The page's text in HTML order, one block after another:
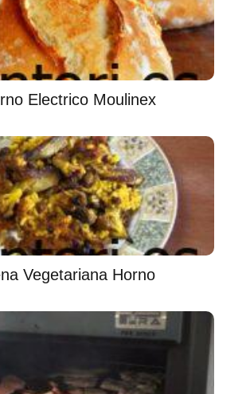
Electrico Moulinex
Vegetariana Horno